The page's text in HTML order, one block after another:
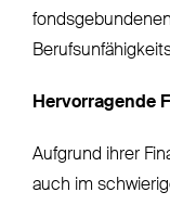
Hervorragende
Aufgrund ihrer
auch im